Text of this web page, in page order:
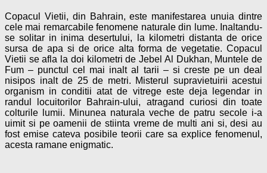
Copacul Vietii, din Bahrain, este manifestarea unuia dintre
cele mai remarcabile fenomene naturale din lume. Inaltandu-
se solitar in inima desertului, la kilometri distanta de orice
sursa de apa si de orice alta forma de vegetatie. Copacul
Vietii se afla la doi kilometri de Jebel Al Dukhan, Muntele de
Fum – punctul cel mai inalt al tarii – si creste pe un deal
nisipos inalt de 25 de metri. Misterul supravietuirii acestui
organism in conditii atat de vitrege este deja legendar in
randul locuitorilor Bahrain-ului, atragand curiosi din toate
colturile lumii. Minunea naturala veche de patru secole i-a
uimit si pe oamenii de stiinta vreme de multi ani si, desi au
fost emise cateva posibile teorii care sa explice fenomenul,
acesta ramane enigmatic.